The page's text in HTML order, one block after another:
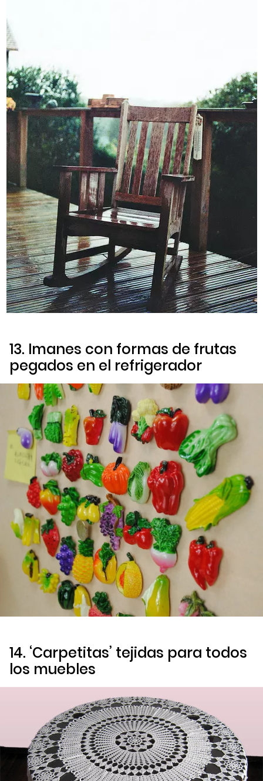
13. Imanes con formas de frutas
pegados en el refrigerador
14. ‘Carpetitas’ tejidas para todos
los muebles